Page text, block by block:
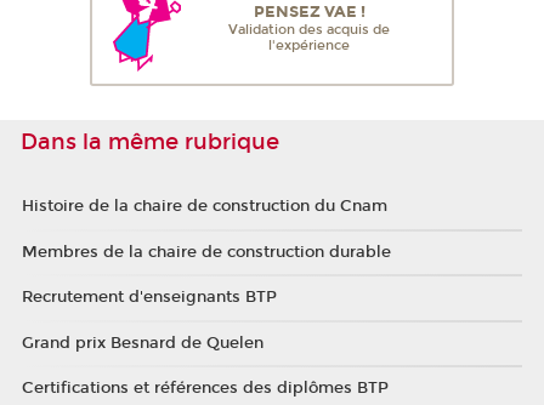
PENSEZ VAE !
Validation des acquis de
l'expérience
Dans la même rubrique
Histoire de la chaire de construction du Cnam
Membres de la chaire de construction durable
Recrutement d'enseignants BTP
Grand prix Besnard de Quelen
Certifications et références des diplômes BTP